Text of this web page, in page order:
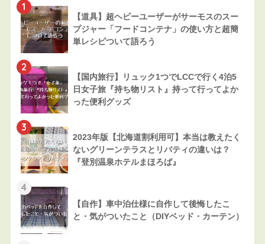
1
【道具】超ヘビーユーザーがサーモスのスー
プジャー「フードコンテナ」の使い方と超簡
単レシピついて語ろう
2
【国内旅行】リュック1つでLCCで行く4泊5
日女子旅『持ち物リスト』持って行ってよか
った便利グッズ
3
2023年版【北海道割利用可】本当は教えたく
ないグリーンテラスとリバティの違いは？
『登別温泉ホテルまほろば』
4
【自作】車中泊仕様に自作して後悔したこ
と・気がついたこと（DIYベッド・カーテン）